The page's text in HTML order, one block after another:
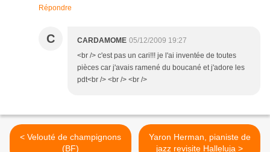
Répondre
C CARDAMOME 05/12/2009 19:27
<br /> c'est pas un cari!!! je l'ai inventée de toutes
pièces car j'avais ramené du boucané et j'adore les
pdt<br /> <br /> <br />
< Velouté de champignons
(BF)
Yaron Herman, pianiste de
jazz revisite Halleluja >